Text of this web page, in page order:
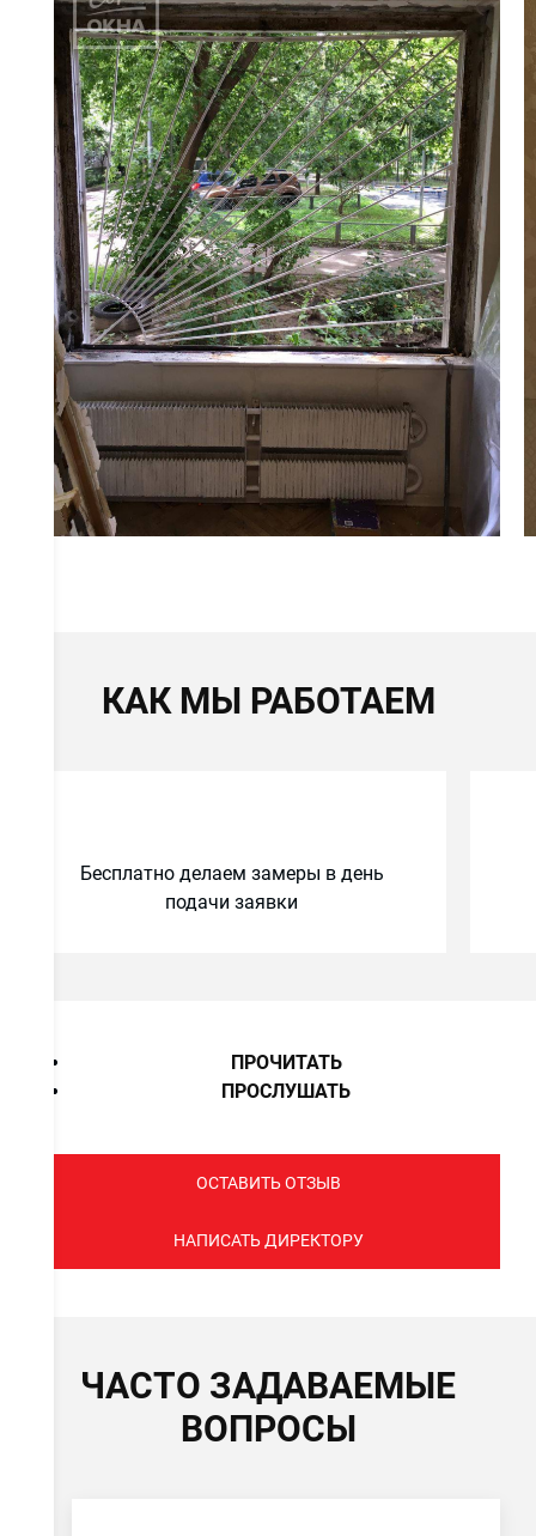
КАК МЫ РАБОТАЕМ
Бесплатно делаем замеры в день
подачи заявки
ПРОЧИТАТЬ
ПРОСЛУШАТЬ
ОСТАВИТЬ ОТЗЫВ
НАПИСАТЬ ДИРЕКТОРУ
ЧАСТО ЗАДАВАЕМЫЕ
ВОПРОСЫ